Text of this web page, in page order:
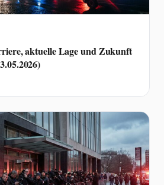
aktuelle Lage und Zukunft